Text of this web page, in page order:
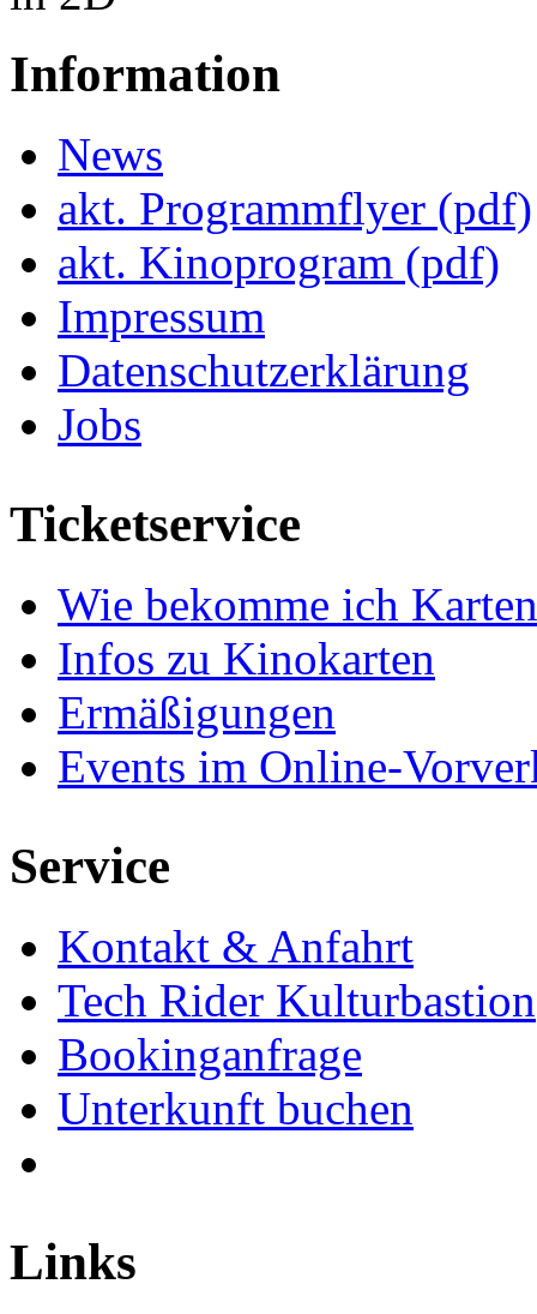
Information
News
akt. Programmflyer (pdf)
akt. Kinoprogram (pdf)
Impressum
Datenschutzerklärung
Jobs
Ticketservice
Wie bekomme ich
Infos zu Kinokarten
Ermäßigungen
Events im Online-
Service
Kontakt & Anfahrt
Tech Rider Kulturbastion
Bookinganfrage
Unterkunft buchen
Links